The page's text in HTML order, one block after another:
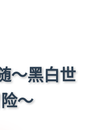
～黑白世
～